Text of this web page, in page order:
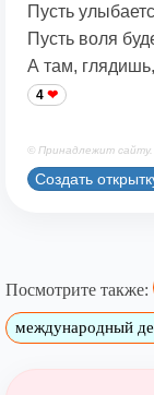
Пусть
Пусть воля
А там,
4
© Принадлежит
Создать
Посмотрите также:
международный